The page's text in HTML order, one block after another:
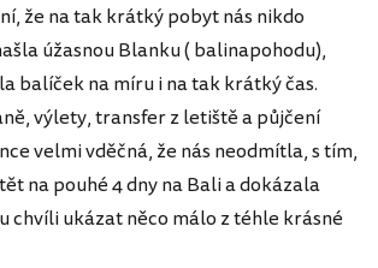
že na tak krátký pobyt nás nikdo
úžasnou Blanku ( balinapohodu),
balíček na míru i na tak krátký čas.
výlety, transfer z letiště a půjčení
velmi vděčná, že nás neodmítla, s tím,
na pouhé 4 dny na Bali a dokázala
chvíli ukázat něco málo z téhle krásné